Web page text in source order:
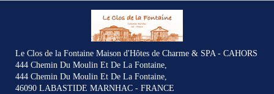
Le Clos de la Fontaine Maison d'Hôtes de Charme & SPA - CAHORS
444 Chemin Du Moulin Et De La Fontaine,
444 Chemin Du Moulin Et De La Fontaine,
46090 LABASTIDE MARNHAC - FRANCE